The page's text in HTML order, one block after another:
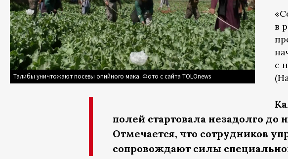
Талибы уничтожают посевы опийного мака. Фото с сайта TOLOnews
в
с
полей стартовала незадолго до
Отмечается, что сотрудников
сопровождают силы